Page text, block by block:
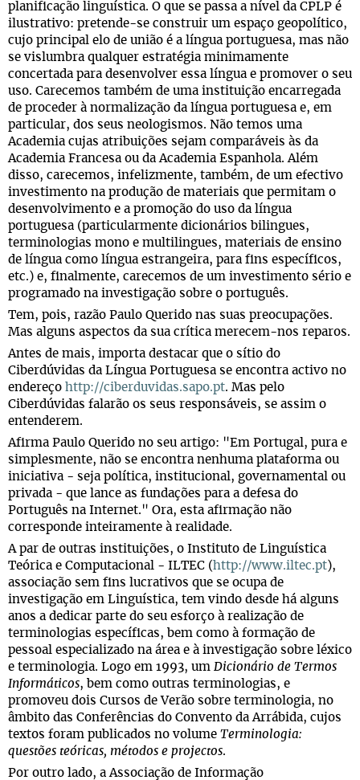
planificação linguística. O que se passa a nível da CPLP é
ilustrativo: pretende-se construir um espaço geopolítico,
cujo principal elo de união é a língua portuguesa, mas não
se vislumbra qualquer estratégia minimamente
concertada para desenvolver essa língua e promover o seu
uso. Carecemos também de uma instituição encarregada
de proceder à normalização da língua portuguesa e, em
particular, dos seus neologismos. Não temos uma
Academia cujas atribuições sejam comparáveis às da
Academia Francesa ou da Academia Espanhola. Além
disso, carecemos, infelizmente, também, de um efectivo
investimento na produção de materiais que permitam o
desenvolvimento e a promoção do uso da língua
portuguesa (particularmente dicionários bilingues,
terminologias mono e multilingues, materiais de ensino
de língua como língua estrangeira, para fins específicos,
etc.) e, finalmente, carecemos de um investimento sério e
programado na investigação sobre o português.
Tem, pois, razão Paulo Querido nas suas preocupações.
Mas alguns aspectos da sua crítica merecem-nos reparos.
Antes de mais, importa destacar que o sítio do
Ciberdúvidas da Língua Portuguesa se encontra activo no
endereço http://ciberduvidas.sapo.pt. Mas pelo
Ciberdúvidas falarão os seus responsáveis, se assim o
entenderem.
Afirma Paulo Querido no seu artigo: "Em Portugal, pura e
simplesmente, não se encontra nenhuma plataforma ou
iniciativa - seja política, institucional, governamental ou
privada - que lance as fundações para a defesa do
Português na Internet." Ora, esta afirmação não
corresponde inteiramente à realidade.
A par de outras instituições, o Instituto de Linguística
Teórica e Computacional - ILTEC (http://www.iltec.pt),
associação sem fins lucrativos que se ocupa de
investigação em Linguística, tem vindo desde há alguns
anos a dedicar parte do seu esforço à realização de
terminologias específicas, bem como à formação de
pessoal especializado na área e à investigação sobre léxico
e terminologia. Logo em 1993, um Dicionário de Termos
Informáticos, bem como outras terminologias, e
promoveu dois Cursos de Verão sobre terminologia, no
âmbito das Conferências do Convento da Arrábida, cujos
textos foram publicados no volume Terminologia:
questões teóricas, métodos e projectos.
Por outro lado, a Associação de Informação